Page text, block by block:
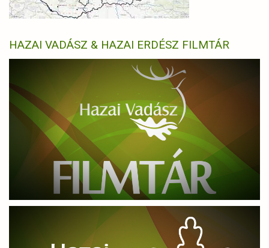
HAZAI VADÁSZ & HAZAI ERDÉSZ FILMTÁR